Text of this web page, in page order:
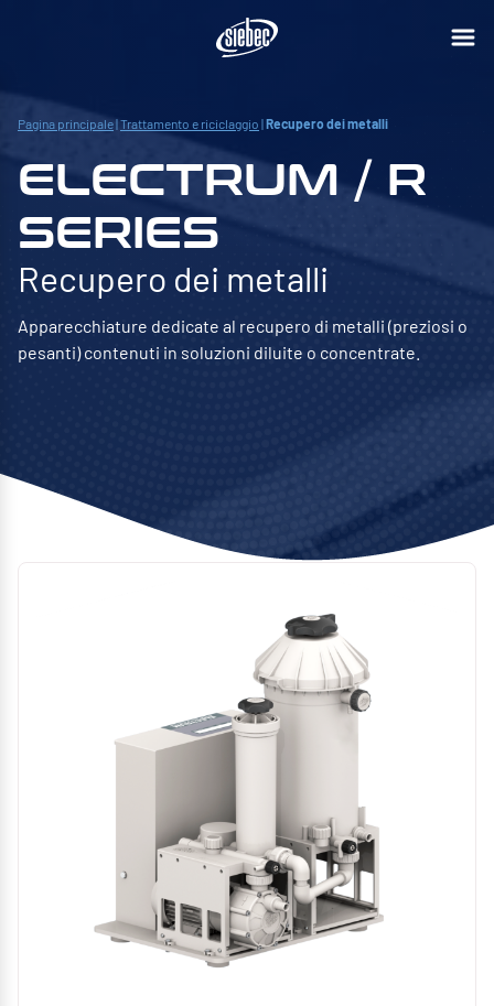
Pagina principale|Trattamento e riciclaggio |Recupero dei metalli
ELECTRUM / R
SERIES
Recupero dei metalli
Apparecchiature dedicate al recupero di metalli (preziosi o
pesanti) contenuti in soluzioni diluite o concentrate.